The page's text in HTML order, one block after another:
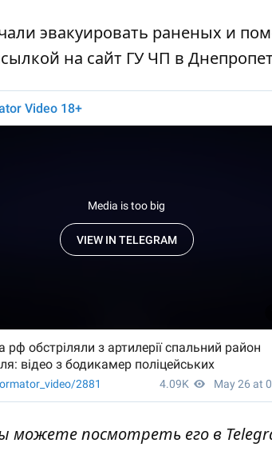
эвакуировать раненых и
на сайт ГУ ЧП в
можете посмотреть его в